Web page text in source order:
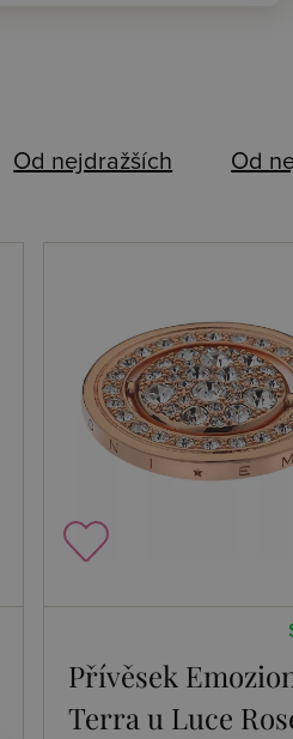
Od nejdražších Od
Přívěsek
Terra u Luce